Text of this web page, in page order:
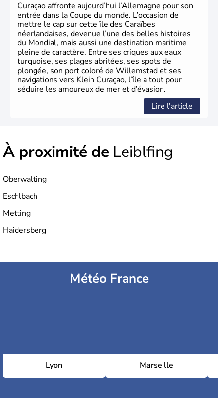
Curaçao affronte aujourd’hui l’Allemagne pour son
entrée dans la Coupe du monde. L’occasion de
mettre le cap sur cette île des Caraïbes
néerlandaises, devenue l’une des belles histoires
du Mondial, mais aussi une destination maritime
pleine de caractère. Entre ses criques aux eaux
turquoise, ses plages abritées, ses spots de
plongée, son port coloré de Willemstad et ses
navigations vers Klein Curaçao, l’île a tout pour
séduire les amoureux de mer et d’évasion.
Lire l'article
À proximité de Leiblfing
Oberwalting
Eschlbach
Metting
Haidersberg
Météo France
Lyon Marseille